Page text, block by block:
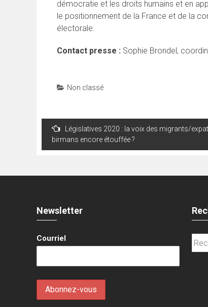
démocratie et les droits humains et en
le positionnement de la France et de la
électorale.
Contact presse : Sophie Brondel,
Non classé
Navigation
Législatives 2020 : la voix des migrants/
birmans encore étouffée ?
Newsletter
Courriel